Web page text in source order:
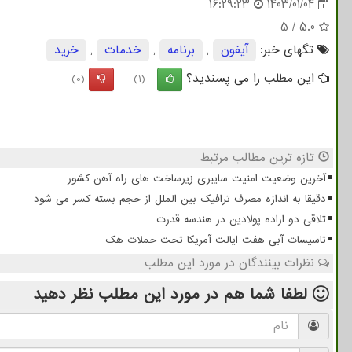
1403/01/04
16:29:23
5.0
/
5
تگهای خبر:
آیفون , برنامه , خدمات ,
خرید
این مطلب را می پسندید؟
(1)
(0)
تازه ترین مطالب مرتبط
آخرین وضعیت امنیت سایبری زیرساخت های راه آهن کشور
دقیقا به اندازه مصرف ترافیک بین الملل از حجم بسته کسر می شود
تلاقی دو اراده پولادین در هندسه قدرت
تاسیسات آبی هفت ایالت آمریکا تحت حملات هک
نظرات بینندگان در مورد این مطلب
لطفا شما هم در مورد این مطلب نظر دهید